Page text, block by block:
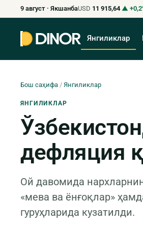
9 август · ЯкшанбаUSD 11 915,64 ▲
Янгиликлар
Бош саҳифа / Янгиликлар
ЯНГИЛИКЛАР
дефляция
Ой давомида
«мева ва ёнғоқлар»
гуруҳларида кузатилди.